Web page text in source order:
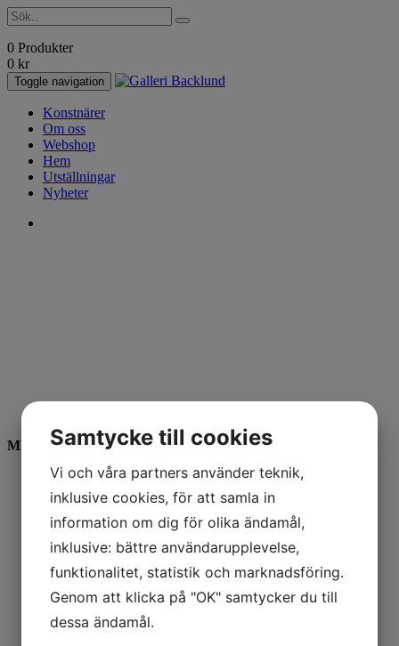
0 Produkter
0 kr
Toggle navigation
Konstnärer
Om oss
Webshop
Hem
Utställningar
Nyheter
MENY
Hem
Konstnärer
Konstföreningar/Företag
Inbjudan
Cookies
Om oss
Nyheter
Kontakt
Samtycke till cookies
Vi och våra partners använder teknik,
inklusive cookies, för att samla in
information om dig för olika ändamål,
inklusive: bättre användarupplevelse,
funktionalitet, statistik och marknadsföring.
Genom att klicka på "OK" samtycker du till
dessa ändamål.